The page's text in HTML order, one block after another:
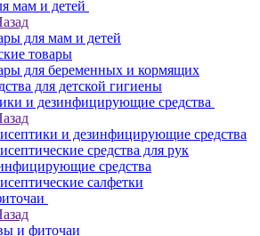
мам и детей
для мам и детей
товары
для беременных и кормящих
для детской гигиены
и дезинфицирующие средства
и дезинфицирующие средства
средства для рук
средства
салфетки
и фиточаи